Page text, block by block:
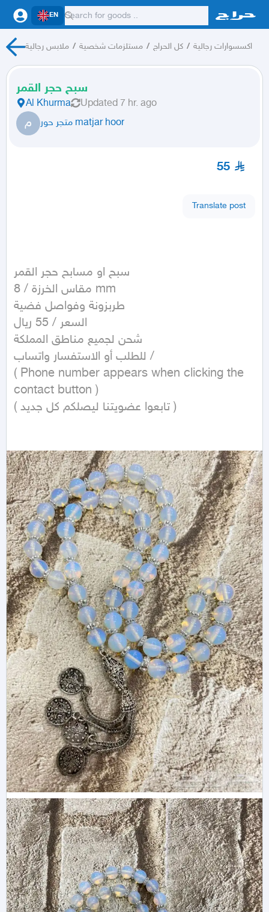
EN
ملابس رجالية / مستلزمات شخصية / كل الحراج / اكسسوارات رجالية
سبح حجر القمر
Al Khurma Updated 7 hr. ago
م متجر حور matjar hoor
55
Translate post
سبح او مسابح حجر القمر
مقاس الخرزة / 8 mm
طربزونة وفواصل فضية
السعر / 55 ريال
شحن لجميع مناطق المملكة
للطلب أو الاستفسار واتساب /
( Phone number appears when clicking the
contact button )
( تابعوا عضويتنا ليصلكم كل جديد )